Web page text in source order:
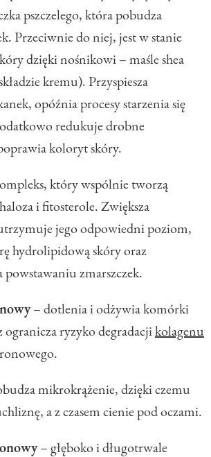
pszczelego, która pobudza
Przeciwnie do niej, jest w stanie
dzięki nośnikowi – maśle shea
kremu). Przyspiesza
opóźnia procesy starzenia się
redukuje drobne
koloryt skóry.
który wspólnie tworzą
i fitosterole. Zwiększa
jego odpowiedni poziom,
hydrolipidową skóry oraz
powstawaniu zmarszczek.
– dotlenia i odżywia komórki
ogranicza ryzyko degradacjikolagenu
mikrokrążenie, dzięki czemu
a z czasem cienie pod oczami.
– głęboko i długotrwale